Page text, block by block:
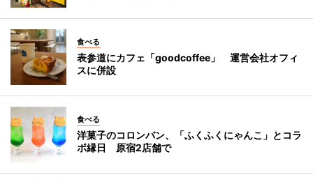
食べる
表参道にカフェ「goodcoffee」 運営会社オフィ
スに併設
食べる
洋菓子のコロンバン、「ふくふくにゃんこ」とコラ
ボ縁日 原宿2店舗で